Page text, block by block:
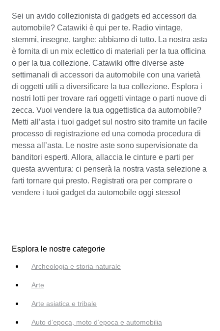
Sei un avido collezionista di gadgets ed accessori da
automobile? Catawiki è qui per te. Radio vintage,
stemmi, insegne, targhe: abbiamo di tutto. La nostra asta
è fornita di un mix eclettico di materiali per la tua officina
o per la tua collezione. Catawiki offre diverse aste
settimanali di accessori da automobile con una varietà
di oggetti utili a diversificare la tua collezione. Esplora i
nostri lotti per trovare rari oggetti vintage o parti nuove di
zecca. Vuoi vendere la tua oggettistica da automobile?
Metti all’asta i tuoi gadget sul nostro sito tramite un facile
processo di registrazione ed una comoda procedura di
messa all’asta. Le nostre aste sono supervisionate da
banditori esperti. Allora, allaccia le cinture e parti per
questa avventura: ci penserà la nostra vasta selezione a
farti tornare qui presto. Registrati ora per comprare o
vendere i tuoi gadget da automobile oggi stesso!
Esplora le nostre categorie
Archeologia e storia naturale
Arte
Arte asiatica e tribale
Auto d’epoca, moto d’epoca e automobilia